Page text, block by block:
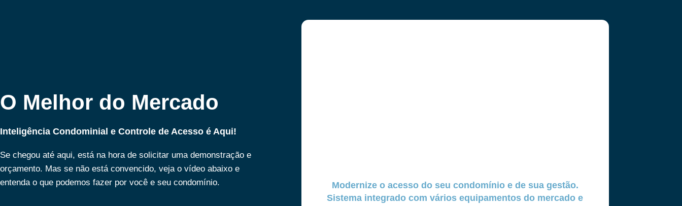
O Melhor do Mercado
Inteligência Condominial e Controle de Acesso é Aqui!
Se chegou até aqui, está na hora de solicitar uma demonstração e
orçamento. Mas se não está convencido, veja o vídeo abaixo e
entenda o que podemos fazer por você e seu condomínio.
Modernize o acesso do seu condomínio e de sua gestão.
Sistema integrado com vários equipamentos do mercado e